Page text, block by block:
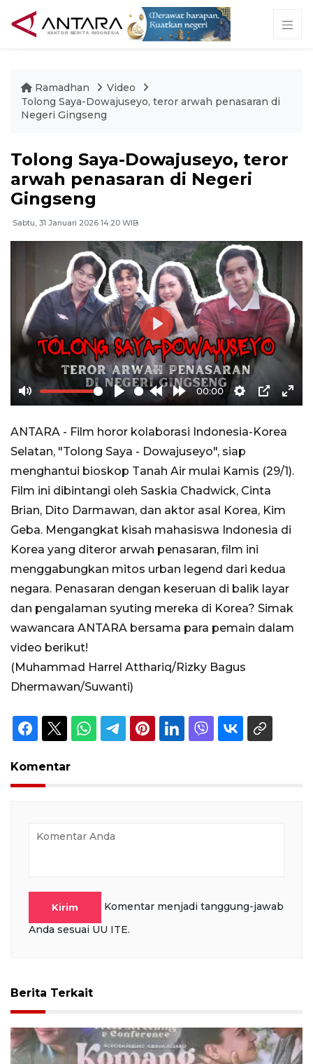
Ramadhan
Video
Tolong Saya-Dowajuseyo, teror arwah penasaran di
Negeri Gingseng
Tolong Saya-Dowajuseyo, teror
arwah penasaran di Negeri
Gingseng
Sabtu, 31 Januari 2026 14:20 WIB
Mute Play
Rewind
10s
Forward
10s
00:00
Settings
PIP
Play
ANTARA - Film horor kolaborasi Indonesia-Korea
Selatan, "Tolong Saya - Dowajuseyo", siap
menghantui bioskop Tanah Air mulai Kamis (29/1).
Film ini dibintangi oleh Saskia Chadwick, Cinta
Brian, Dito Darmawan, dan aktor asal Korea, Kim
Geba. Mengangkat kisah mahasiswa Indonesia di
Korea yang diteror arwah penasaran, film ini
menggabungkan mitos urban legend dari kedua
negara. Penasaran dengan keseruan di balik layar
dan pengalaman syuting mereka di Korea? Simak
wawancara ANTARA bersama para pemain dalam
video berikut!
(Muhammad Harrel Atthariq/Rizky Bagus
Dhermawan/Suwanti)
Komentar
Kirim
Komentar menjadi tanggung-jawab
Anda sesuai UU ITE.
Berita Terkait